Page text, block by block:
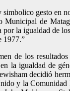
gesto en
de
la igualdad de
1977.”
de los
la igualdad de
decidió
y la